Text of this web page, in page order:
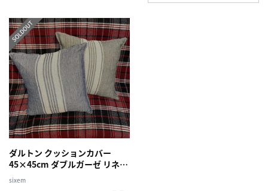
ダルトン クッションカバー
45×45cm ダブルガーゼ リネン
（ クッション カバー ピロー イ
sixem